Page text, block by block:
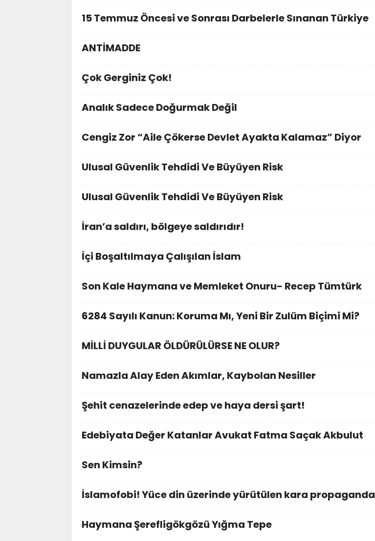
15 Temmuz Öncesi ve Sonrası Darbelerle Sınanan Türkiye
ANTİMADDE
Çok Gerginiz Çok!
Analık Sadece Doğurmak Değil
Cengiz Zor “Aile Çökerse Devlet Ayakta Kalamaz” Diyor
Ulusal Güvenlik Tehdidi Ve Büyüyen Risk
Ulusal Güvenlik Tehdidi Ve Büyüyen Risk
İran’a saldırı, bölgeye saldırıdır!
İçi Boşaltılmaya Çalışılan İslam
Son Kale Haymana ve Memleket Onuru- Recep Tümtürk
6284 Sayılı Kanun: Koruma Mı, Yeni Bir Zulüm Biçimi Mi?
MİLLİ DUYGULAR ÖLDÜRÜLÜRSE NE OLUR?
Namazla Alay Eden Akımlar, Kaybolan Nesiller
Şehit cenazelerinde edep ve haya dersi şart!
Edebiyata Değer Katanlar Avukat Fatma Saçak Akbulut
Sen Kimsin?
İslamofobi! Yüce din üzerinde yürütülen kara propaganda
Haymana Şerefligökgözü Yığma Tepe